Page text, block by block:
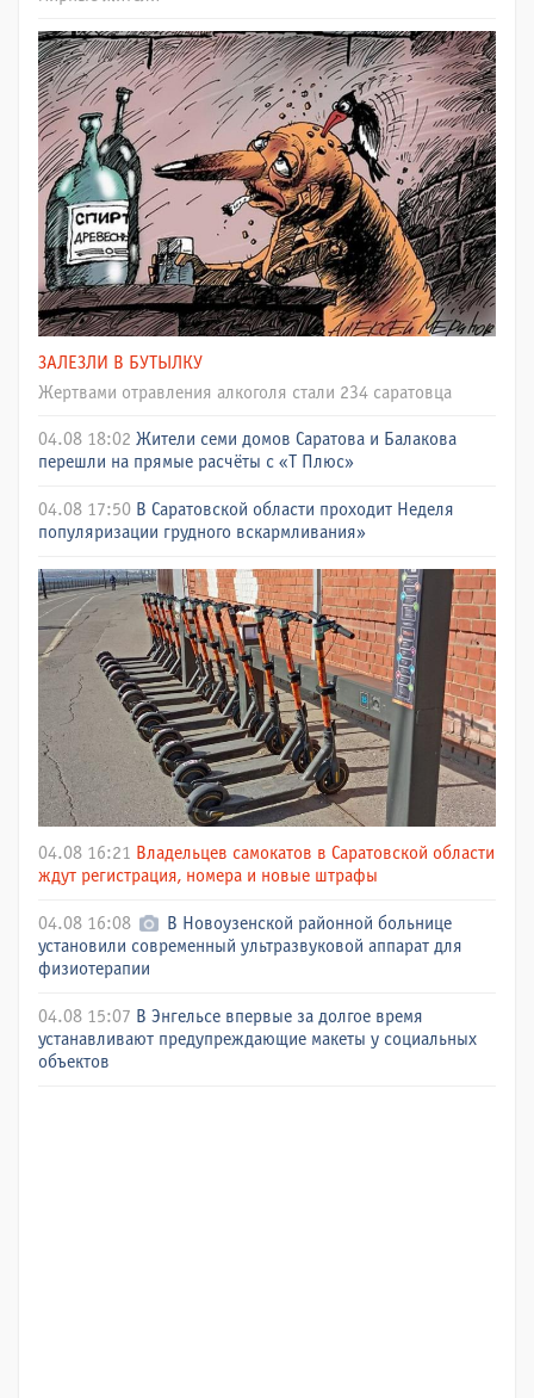
ЗАЛЕЗЛИ В БУТЫЛКУ
Жертвами отравления алкоголя стали 234 саратовца
04.08 18:02 Жители семи домов Саратова и Балакова
перешли на прямые расчёты с «Т Плюс»
04.08 17:50 В Саратовской области проходит Неделя
популяризации грудного вскармливания»
04.08 16:21 Владельцев самокатов в Саратовской области
ждут регистрация, номера и новые штрафы
04.08 16:08
В Новоузенской районной больнице
установили современный ультразвуковой аппарат для
физиотерапии
04.08 15:07 В Энгельсе впервые за долгое время
устанавливают предупреждающие макеты у социальных
объектов